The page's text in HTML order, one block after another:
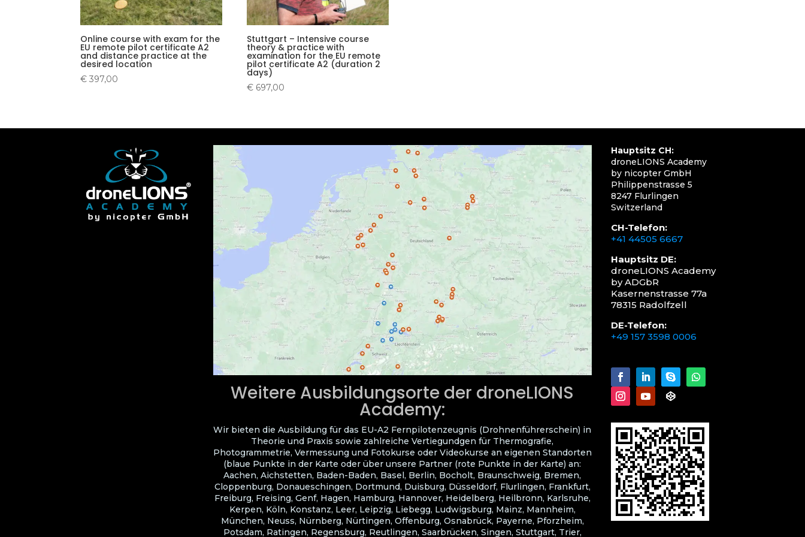
Online course with exam for the
EU remote pilot certificate A2
and distance practice at the
desired location
€ 397,00
Stuttgart – Intensive course
theory & practice with
examination for the EU remote
pilot certificate A2 (duration 2
days)
€ 697,00
Weitere Ausbildungsorte der droneLIONS
Academy:
Wir bieten die Ausbildung für das EU-A2 Fernpilotenzeugnis (Drohnenführerschein) in
Theorie und Praxis sowie zahlreiche Vertiegundgen für Thermografie,
Photogrammetrie, Vermessung und Fotokurse oder Videokurse an eigenen Standorten
(blaue Punkte in der Karte oder über unsere Partner (rote Punkte in der Karte) an:
Aachen, Aichstetten, Baden-Baden, Basel, Berlin, Bocholt, Braunschweig, Bremen,
Cloppenburg, Donaueschingen, Dortmund, Duisburg, Düsseldorf, Flurlingen, Frankfurt,
Freiburg, Freising, Genf, Hagen, Hamburg, Hannover, Heidelberg, Heilbronn, Karlsruhe,
Kerpen, Köln, Konstanz, Leer, Leipzig, Liebegg, Ludwigsburg, Mainz, Mannheim,
München, Neuss, Nürnberg, Nürtingen, Offenburg, Osnabrück, Payerne, Pforzheim,
Potsdam, Ratingen, Regensburg, Reutlingen, Saarbrücken, Singen, Stuttgart, Trier,
Hauptsitz CH:
droneLIONS Academy
by nicopter GmbH
Philippenstrasse 5
8247 Flurlingen
Switzerland
CH-Telefon:
+41 44505 6667
Hauptsitz DE:
droneLIONS Academy
by ADGbR
Kasernenstrasse 77a
78315 Radolfzell
DE-Telefon:
+49 157 3598 0006